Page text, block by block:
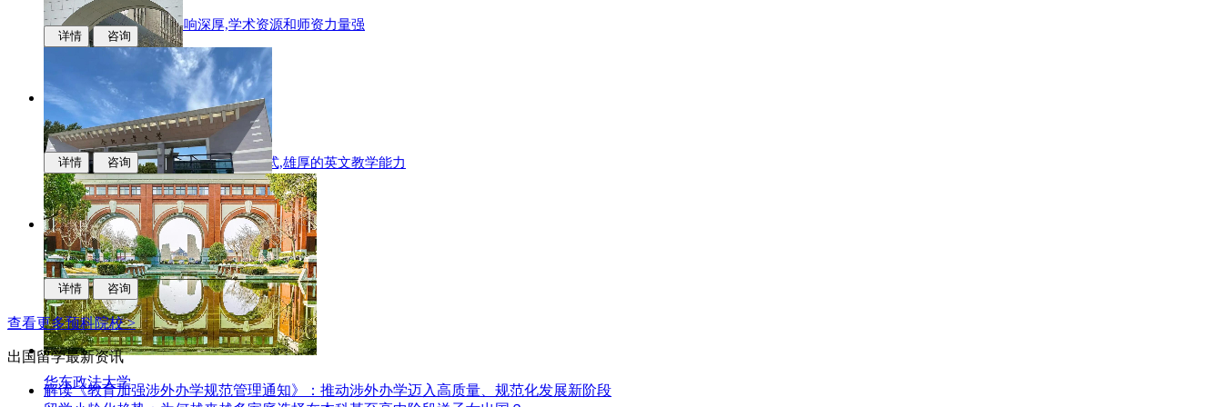
国际化办学,学科专业影响深厚,学术资源和师资力量强
华东师范大学
多样化的升学,中新联合培养的办学模式,雄厚的英文教学能力
详情 咨询
合肥工业大学
科研实力,学科优势,人才培养质量
详情 咨询
华东政法大学
详情 咨询
查看更多预科院校 >
出国留学最新资讯
解读《教育加强涉外办学规范管理通知》：推动涉外办学迈入高质量、规范化发展新阶段